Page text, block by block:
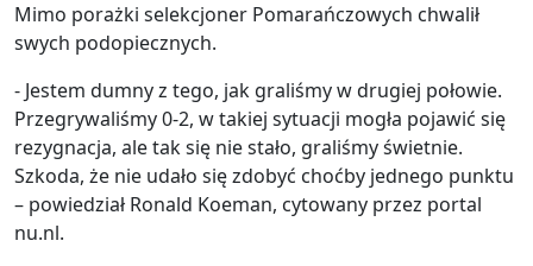
Mimo porażki selekcjoner Pomarańczowych chwalił
swych podopiecznych.
- Jestem dumny z tego, jak graliśmy w drugiej połowie.
Przegrywaliśmy 0-2, w takiej sytuacji mogła pojawić się
rezygnacja, ale tak się nie stało, graliśmy świetnie.
Szkoda, że nie udało się zdobyć choćby jednego punktu
– powiedział Ronald Koeman, cytowany przez portal
nu.nl.